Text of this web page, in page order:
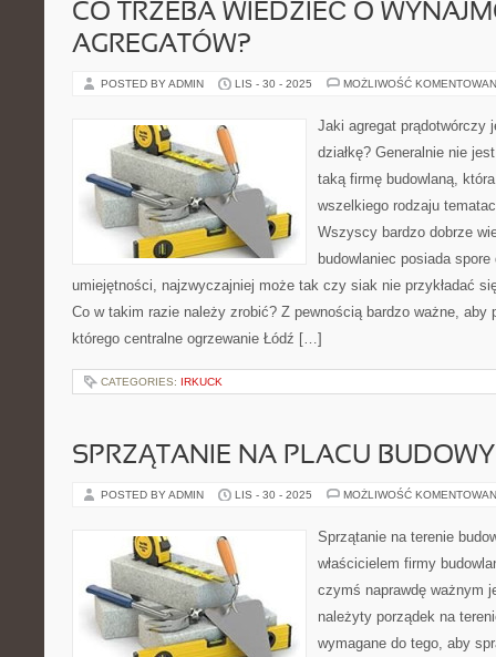
CO TRZEBA WIEDZIEĆ O
AGREGATÓW?
POSTED BY ADMIN LIS - 30 - 2025 MOŻLIWOŚĆ
Jaki agregat prądotwórczy
działkę? Generalnie nie
taką firmę budowlaną,
wszelkiego rodzaju
Wszyscy bardzo dobrze
budowlaniec posiada
umiejętności, najzwyczajniej może tak czy siak nie przykładać
Co w takim razie należy zrobić? Z pewnością bardzo ważne, aby
którego centralne ogrzewanie Łódź […]
CATEGORIES: IRKUCK
SPRZĄTANIE NA PLACU
POSTED BY ADMIN LIS - 30 - 2025 MOŻLIWOŚĆ
Sprzątanie na terenie
właścicielem firmy
czymś naprawdę ważnym
należyty porządek na
wymagane do tego, aby